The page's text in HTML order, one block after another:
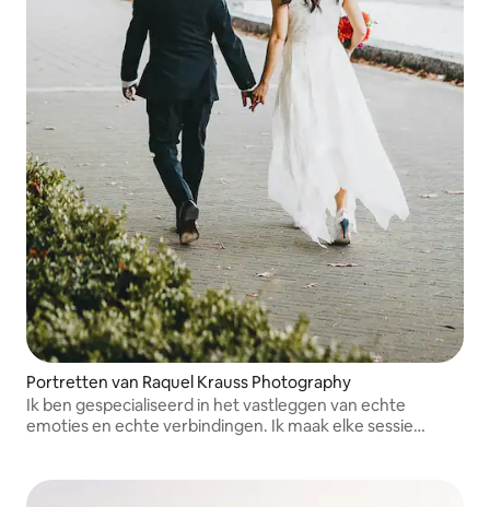
Portretten van Raquel Krauss Photography
Ik ben gespecialiseerd in het vastleggen van echte
emoties en echte verbindingen. Ik maak elke sessie
herinneringen